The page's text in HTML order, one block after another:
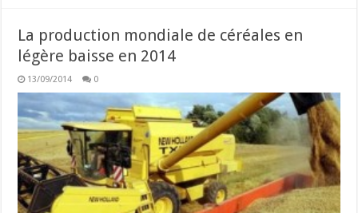
La production mondiale de céréales en
légère baisse en 2014
13/09/2014 0